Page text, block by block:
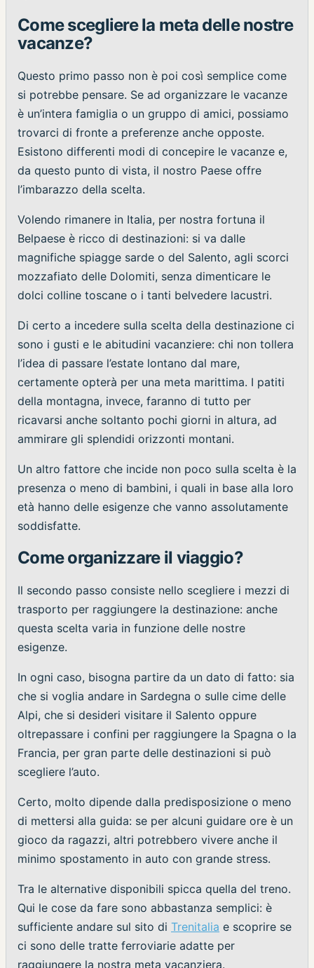
Come scegliere la meta delle nostre
vacanze?
Questo primo passo non è poi così semplice come
si potrebbe pensare. Se ad organizzare le vacanze
è un’intera famiglia o un gruppo di amici, possiamo
trovarci di fronte a preferenze anche opposte.
Esistono differenti modi di concepire le vacanze e,
da questo punto di vista, il nostro Paese offre
l’imbarazzo della scelta.
Volendo rimanere in Italia, per nostra fortuna il
Belpaese è ricco di destinazioni: si va dalle
magnifiche spiagge sarde o del Salento, agli scorci
mozzafiato delle Dolomiti, senza dimenticare le
dolci colline toscane o i tanti belvedere lacustri.
Di certo a incedere sulla scelta della destinazione ci
sono i gusti e le abitudini vacanziere: chi non tollera
l’idea di passare l’estate lontano dal mare,
certamente opterà per una meta marittima. I patiti
della montagna, invece, faranno di tutto per
ricavarsi anche soltanto pochi giorni in altura, ad
ammirare gli splendidi orizzonti montani.
Un altro fattore che incide non poco sulla scelta è la
presenza o meno di bambini, i quali in base alla loro
età hanno delle esigenze che vanno assolutamente
soddisfatte.
Come organizzare il viaggio?
Il secondo passo consiste nello scegliere i mezzi di
trasporto per raggiungere la destinazione: anche
questa scelta varia in funzione delle nostre
esigenze.
In ogni caso, bisogna partire da un dato di fatto: sia
che si voglia andare in Sardegna o sulle cime delle
Alpi, che si desideri visitare il Salento oppure
oltrepassare i confini per raggiungere la Spagna o la
Francia, per gran parte delle destinazioni si può
scegliere l’auto.
Certo, molto dipende dalla predisposizione o meno
di mettersi alla guida: se per alcuni guidare ore è un
gioco da ragazzi, altri potrebbero vivere anche il
minimo spostamento in auto con grande stress.
Tra le alternative disponibili spicca quella del treno.
Qui le cose da fare sono abbastanza semplici: è
sufficiente andare sul sito di Trenitalia e scoprire se
ci sono delle tratte ferroviarie adatte per
raggiungere la nostra meta vacanziera.